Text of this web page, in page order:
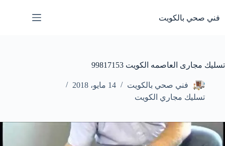
إلى
المحتوى
فني صحي بالكويت
تسليك مجارى العاصمه الكويت 99817153
فني صحي بالكويت
14 مايو، 2018
تسليك مجاري الكويت